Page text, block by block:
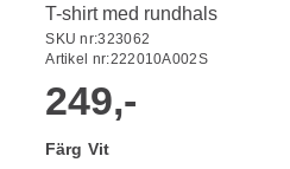
T-shirt med rundhals
SKU nr:323062
Artikel nr:222010A002S
249,-
Färg Vit